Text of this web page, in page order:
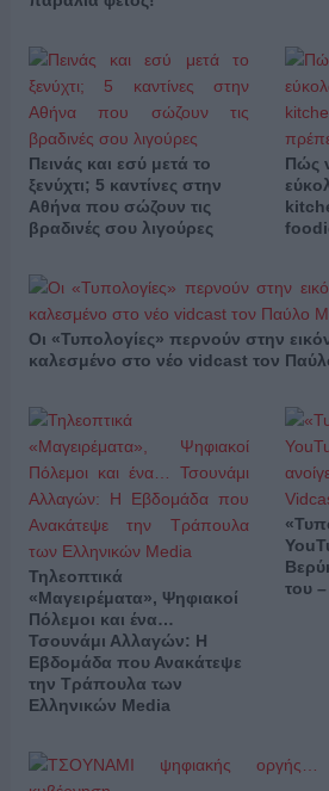
Πεινάς και εσύ μετά το
ξενύχτι; 5 καντίνες στην
Αθήνα που σώζουν τις
βραδινές σου λιγούρες
Πώς
Οι «Τυπολογίες» περνούν στην
καλεσμένο στο νέο vidcast τον
Τηλεοπτικά
«Μαγειρέματα», Ψηφιακοί
Πόλεμοι και ένα…
Τσουνάμι Αλλαγών: Η
Εβδομάδα που Ανακάτεψε
την Τράπουλα των
Ελληνικών Media
του